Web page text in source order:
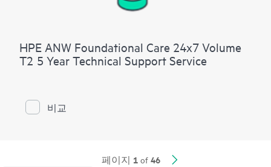
HPE ANW Foundational Care 24x7 Volume
T2 5 Year Technical Support Service
비교
페이지 1of 46